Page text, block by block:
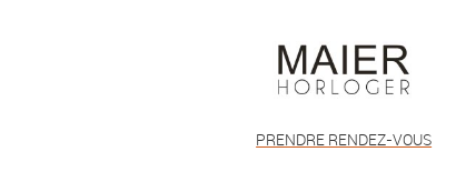
PRENDRE RENDEZ-VOUS